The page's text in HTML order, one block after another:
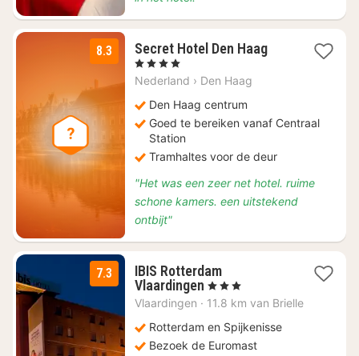
8.3 Secret Hotel Den Haag2
, 4 Sterren
Nederland › Den Haag
Den Haag centrum
Goed te bereiken vanaf Centraal
Station
Tramhaltes voor de deur
"Het was een zeer net hotel. ruime
schone kamers. een uitstekend
ontbijt"
7.3
IBIS Rotterdam
Vlaardingen 1
nacht
€
99
, 3 Sterren
Vlaardingen · 11.8 km van Brielle
Rotterdam en Spijkenisse
Bezoek de Euromast